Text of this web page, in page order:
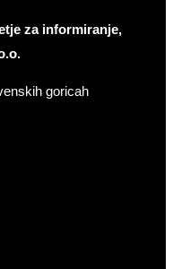
za informiranje,
goricah